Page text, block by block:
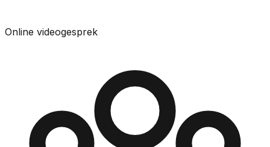
Online videogesprek